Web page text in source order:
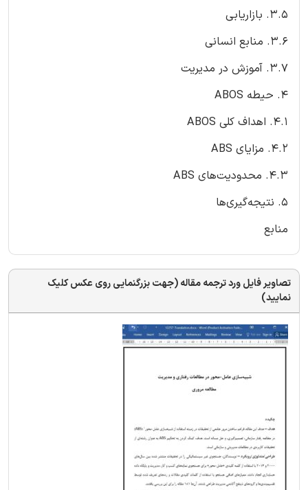
۳.۵. بازاریابی
۳.۶. منابع انسانی
۳.۷. آموزش در مدیریت
۴. حیطه ABOS
۴.۱. اهداف کلی ABOS
۴.۲. مزایای ABS
۴.۳. محدودیت‌های ABS
۵. نتیجه‌گیری‌ها
منابع
تصاویر فایل ورد ترجمه مقاله (جهت بزرگنمایی روی عکس کلیک
نمایید)